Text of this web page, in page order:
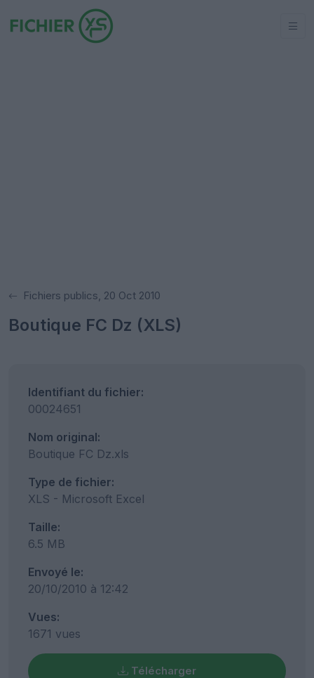
Fichiers publics, 20 Oct 2010
Boutique FC Dz (XLS)
Identifiant du fichier:
00024651
Nom original:
Boutique FC Dz.xls
Type de fichier:
XLS - Microsoft Excel
Taille:
6.5 MB
Envoyé le:
20/10/2010 à 12:42
Vues:
1671 vues
Télécharger